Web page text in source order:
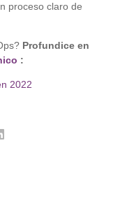
proceso claro de
Profundice en
: